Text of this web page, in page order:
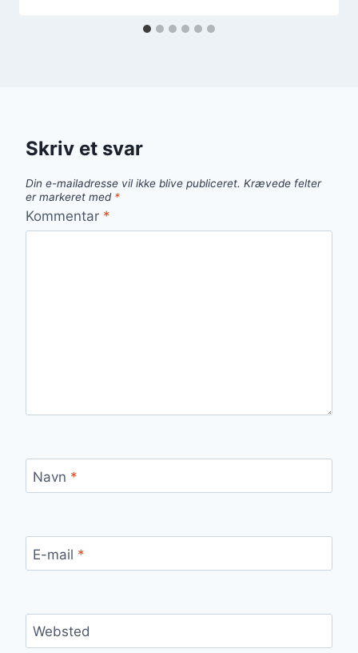
Skriv et svar
Din e-mailadresse vil ikke blive publiceret. Krævede felter
er markeret med *
Kommentar *
Navn *
E-mail *
Websted